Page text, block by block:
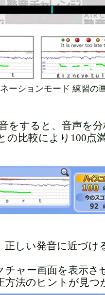
ーションモード 練習の
をすると、音声を
の比較により100点
正しい発音に近づけ
チャー画面を表示さ
方法のヒントが見つ